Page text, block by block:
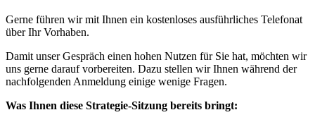
Gerne führen wir mit Ihnen ein kostenloses ausführliches Telefonat
über Ihr Vorhaben.
Damit unser Gespräch einen hohen Nutzen für Sie hat, möchten wir
uns gerne darauf vorbereiten. Dazu stellen wir Ihnen während der
nachfolgenden Anmeldung einige wenige Fragen.
Was Ihnen diese Strategie-Sitzung bereits bringt: